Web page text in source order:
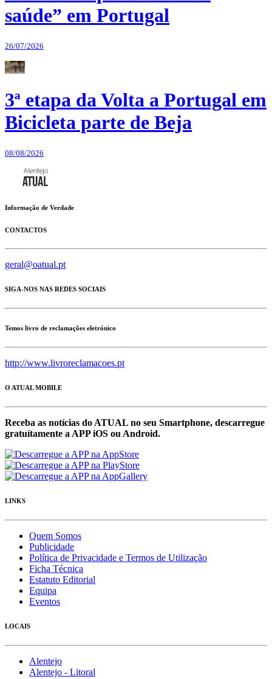
saúde” em Portugal
26/07/2026
3ª etapa da Volta a Portugal em
Bicicleta parte de Beja
08/08/2026
Informação de Verdade
CONTACTOS
geral@oatual.pt
SIGA-NOS NAS REDES SOCIAIS
Temos livro de reclamações eletrónico
http://www.livroreclamacoes.pt
O ATUAL MOBILE
Receba as notícias do ATUAL no seu Smartphone, descarregue
gratuítamente a APP iOS ou Android.
LINKS
Quem Somos
Publicidade
Política de Privacidade e Termos de Utilização
Ficha Técnica
Estatuto Editorial
Equipa
Eventos
LOCAIS
Alentejo
Alentejo - Litoral